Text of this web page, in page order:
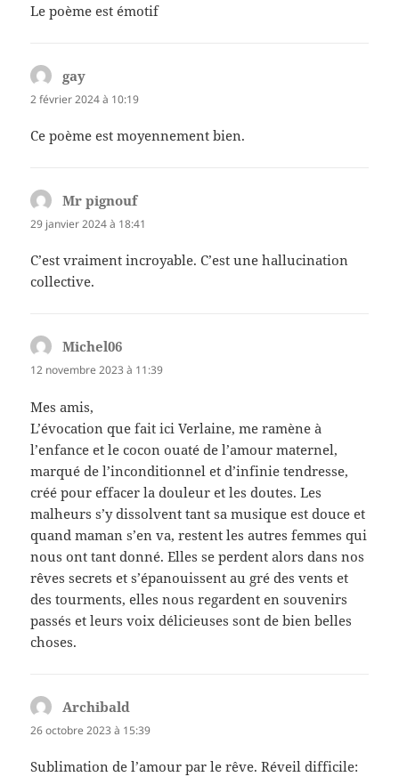
Le poème est émotif
gay
2 février 2024 à 10:19
Ce poème est moyennement bien.
Mr pignoufdit :
29 janvier 2024 à 18:41
C’est vraiment incroyable. C’est une hallucination
collective.
Michel06
12 novembre 2023 à 11:39
Mes amis,
L’évocation que fait ici Verlaine, me ramène à
l’enfance et le cocon ouaté de l’amour maternel,
marqué de l’inconditionnel et d’infinie tendresse,
créé pour effacer la douleur et les doutes. Les
malheurs s’y dissolvent tant sa musique est douce et
quand maman s’en va, restent les autres femmes qui
nous ont tant donné. Elles se perdent alors dans nos
rêves secrets et s’épanouissent au gré des vents et
des tourments, elles nous regardent en souvenirs
passés et leurs voix délicieuses sont de bien belles
choses.
Archibald
26 octobre 2023 à 15:39
Sublimation de l’amour par le rêve. Réveil difficile: